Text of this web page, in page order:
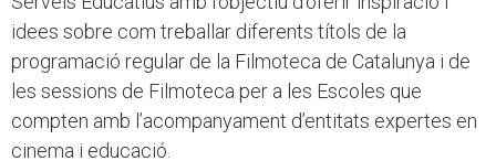
idees sobre com treballar diferents títols de la
programació regular de la Filmoteca de Catalunya i de
les sessions de Filmoteca per a les Escoles que
compten amb l’acompanyament d’entitats expertes en
cinema i educació.